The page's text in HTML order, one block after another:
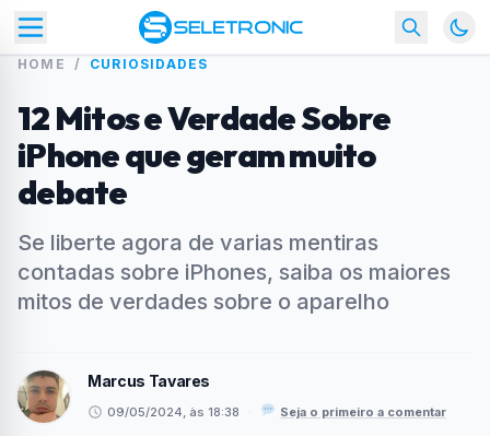
HOME / CURIOSIDADES
12 Mitos e Verdade Sobre
iPhone que geram muito
debate
Se liberte agora de varias mentiras
contadas sobre iPhones, saiba os maiores
mitos de verdades sobre o aparelho
Marcus Tavares
09/05/2024, às 18:38 · Seja o primeiro a comentar